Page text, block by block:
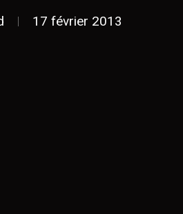
17 février 2013